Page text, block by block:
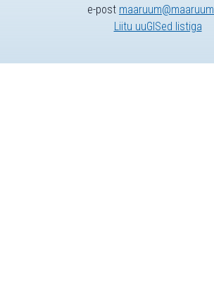
e-post
Liitu uuGISed listiga